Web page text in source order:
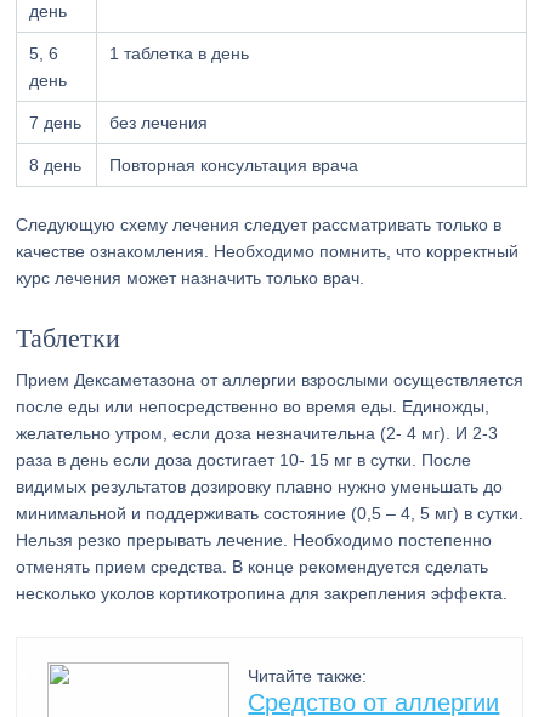
день
5, 6
день
1 таблетка в день
7 день без лечения
8 день Повторная консультация врача
Следующую схему лечения следует рассматривать только в
качестве ознакомления. Необходимо помнить, что корректный
курс лечения может назначить только врач.
Таблетки
Прием Дексаметазона от аллергии взрослыми осуществляется
после еды или непосредственно во время еды. Единожды,
желательно утром, если доза незначительна (2- 4 мг). И 2-3
раза в день если доза достигает 10- 15 мг в сутки. После
видимых результатов дозировку плавно нужно уменьшать до
минимальной и поддерживать состояние (0,5 – 4, 5 мг) в сутки.
Нельзя резко прерывать лечение. Необходимо постепенно
отменять прием средства. В конце рекомендуется сделать
несколько уколов кортикотропина для закрепления эффекта.
Читайте также:
Средство от аллергии